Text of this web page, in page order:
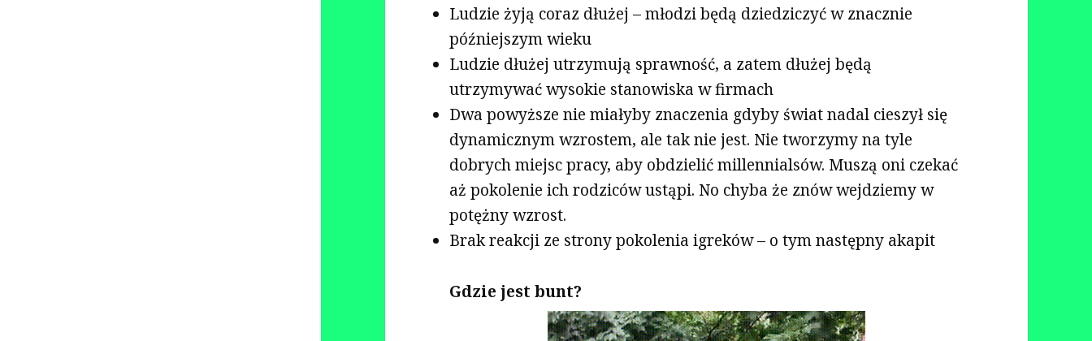
Ludzie żyją coraz dłużej – młodzi będą dziedziczyć w znacznie
późniejszym wieku
Ludzie dłużej utrzymują sprawność, a zatem dłużej będą
utrzymywać wysokie stanowiska w firmach
Dwa powyższe nie miałyby znaczenia gdyby świat nadal cieszył się
dynamicznym wzrostem, ale tak nie jest. Nie tworzymy na tyle
dobrych miejsc pracy, aby obdzielić millennialsów. Muszą oni czekać
aż pokolenie ich rodziców ustąpi. No chyba że znów wejdziemy w
potężny wzrost.
Brak reakcji ze strony pokolenia igreków – o tym następny akapit
Gdzie jest bunt?